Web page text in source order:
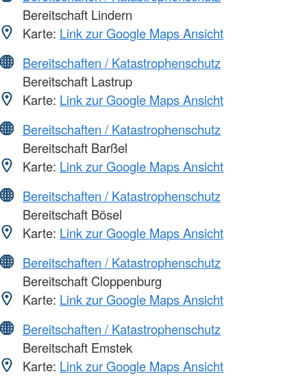
Bereitschaft Lindern
Karte: Link zur Google Maps Ansicht
Bereitschaften / Katastrophenschutz
Bereitschaft Lastrup
Karte: Link zur Google Maps Ansicht
Bereitschaften / Katastrophenschutz
Bereitschaft Barßel
Karte: Link zur Google Maps Ansicht
Bereitschaften / Katastrophenschutz
Bereitschaft Bösel
Karte: Link zur Google Maps Ansicht
Bereitschaften / Katastrophenschutz
Bereitschaft Cloppenburg
Karte: Link zur Google Maps Ansicht
Bereitschaften / Katastrophenschutz
Bereitschaft Emstek
Karte: Link zur Google Maps Ansicht